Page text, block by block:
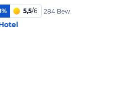
% 5,5/6 284 Bew.